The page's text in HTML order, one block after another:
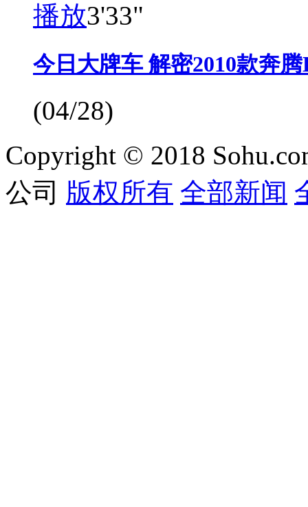
播放3'33"
今日大牌车 解密2010款奔腾
(04/28)
Copyright © 2018
公司 版权所有 全部新闻